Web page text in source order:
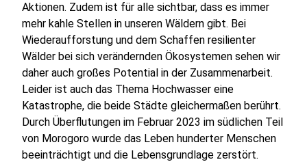
Aktionen. Zudem ist für alle sichtbar, dass es immer
mehr kahle Stellen in unseren Wäldern gibt. Bei
Wiederaufforstung und dem Schaffen resilienter
Wälder bei sich verändernden Ökosystemen sehen wir
daher auch großes Potential in der Zusammenarbeit.
Leider ist auch das Thema Hochwasser eine
Katastrophe, die beide Städte gleichermaßen berührt.
Durch Überflutungen im Februar 2023 im südlichen Teil
von Morogoro wurde das Leben hunderter Menschen
beeinträchtigt und die Lebensgrundlage zerstört.